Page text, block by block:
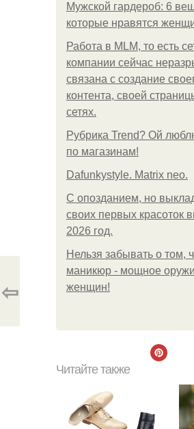
Мужской гардероб: 6
которые нравятся
Работа в MLM, то есть
компании сейчас
связана с создание
контента, своей
сетях.
Рубрика Trend? Ой
по магазинам!
Dafunkystyle. Matrix neo.
С опозданием, но
своих первых красоток
2026 год.
Нельзя забывать о том,
маникюр - мощное
женщин!
⇦
Читайте также